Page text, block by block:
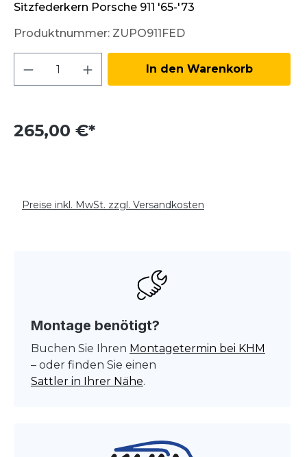
Sitzfederkern Porsche 911 '65-'73
Produktnummer: ZUPO911FED
Produkt Anzahl: Gib den
In den Warenkorb
265,00 €*
Preise inkl. MwSt. zzgl. Versandkosten
Montage benötigt?
Buchen Sie Ihren Montagetermin bei KHM
– oder finden Sie einen
Sattler in Ihrer Nähe.